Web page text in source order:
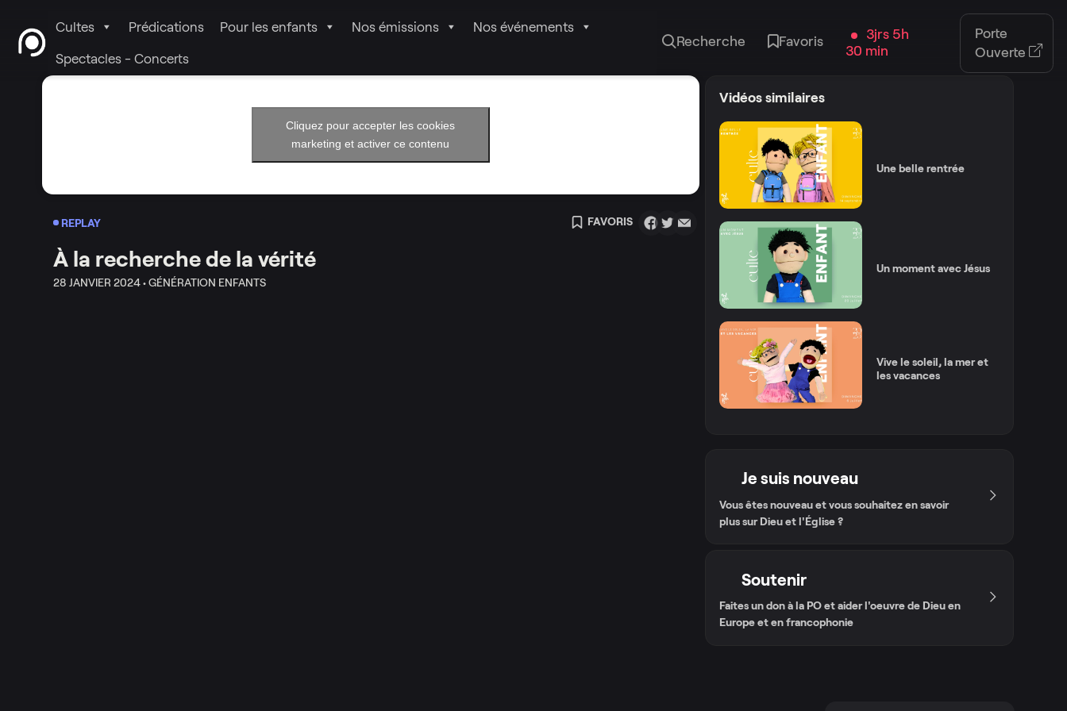
Cultes Prédications Pour les enfants Nos émissions Nos événements
Spectacles - Concerts
Recherche Favoris
3jrs 5h
30 min
Porte
Ouverte
Cliquez pour accepter les cookies
marketing et activer ce contenu
REPLAY FAVORIS
À la recherche de la vérité
28 JANVIER 2024 • GÉNÉRATION ENFANTS
Vidéos similaires
Une belle rentrée
Un moment avec Jésus
Vive le soleil, la mer et
les vacances
Je suis nouveau
Vous êtes nouveau et vous souhaitez en savoir
plus sur Dieu et l'Église ?
Soutenir
Faites un don à la PO et aider l'oeuvre de Dieu en
Europe et en francophonie